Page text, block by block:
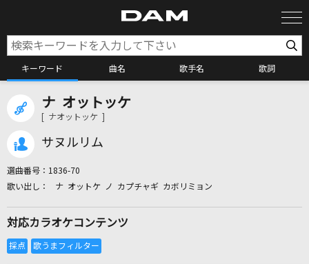
キーワード 曲名 歌手名 歌詞
カラオケ検索
ナ オットッケ
[ ナオットッケ ]
サヌルリム
選曲番号： 1836-70
ナ オットケ ノ カプチャギ カボリミョン
対応カラオケコンテンツ